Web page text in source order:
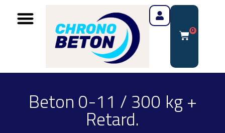
0
Beton 0-11 / 300 kg +
Retard.